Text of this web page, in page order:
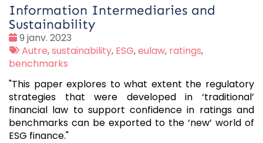
Information Intermediaries and
Sustainability
Date
:
9 janv. 2023
Tags
:
Autre,sustainability, ESG,eulaw, ratings,
benchmarks
"This paper explores to what extent the regulatory
strategies that were developed in ‘traditional’
financial law to support confidence in ratings and
benchmarks can be exported to the ‘new’ world of
ESG finance."